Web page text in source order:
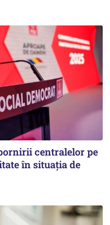
centralelor pe
în situația de